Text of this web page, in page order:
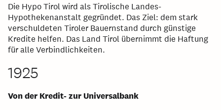
Die Hypo Tirol wird als Tirolische Landes-
Hypothekenanstalt gegründet. Das Ziel: dem stark
verschuldeten Tiroler Bauernstand durch günstige
Kredite helfen. Das Land Tirol übernimmt die Haftung
für alle Verbindlichkeiten.
1925
Von der Kredit- zur Universalbank